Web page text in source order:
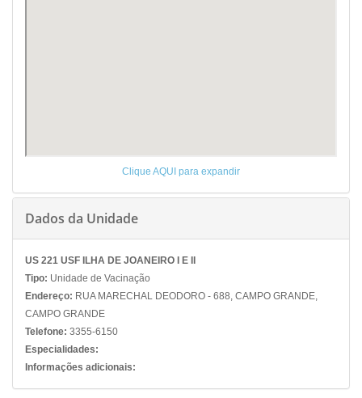
Clique AQUI para expandir
Dados da Unidade
US 221 USF ILHA DE JOANEIRO I E II
Tipo: Unidade de Vacinação
Endereço: RUA MARECHAL DEODORO - 688, CAMPO GRANDE,
CAMPO GRANDE
Telefone: 3355-6150
Especialidades:
Informações adicionais: